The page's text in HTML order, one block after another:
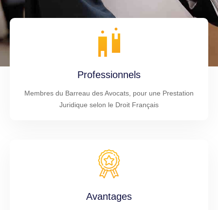
Professionnels
Membres du Barreau des Avocats, pour une Prestation
Juridique selon le Droit Français
Avantages